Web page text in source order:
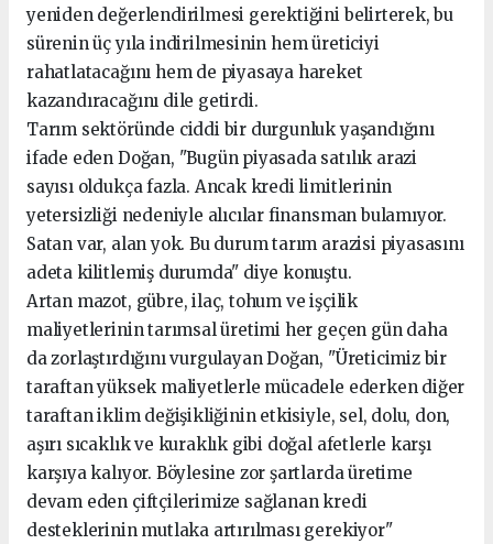
yeniden değerlendirilmesi gerektiğini belirterek, bu
sürenin üç yıla indirilmesinin hem üreticiyi
rahatlatacağını hem de piyasaya hareket
kazandıracağını dile getirdi.
Tarım sektöründe ciddi bir durgunluk yaşandığını
ifade eden Doğan, "Bugün piyasada satılık arazi
sayısı oldukça fazla. Ancak kredi limitlerinin
yetersizliği nedeniyle alıcılar finansman bulamıyor.
Satan var, alan yok. Bu durum tarım arazisi piyasasını
adeta kilitlemiş durumda" diye konuştu.
Artan mazot, gübre, ilaç, tohum ve işçilik
maliyetlerinin tarımsal üretimi her geçen gün daha
da zorlaştırdığını vurgulayan Doğan, "Üreticimiz bir
taraftan yüksek maliyetlerle mücadele ederken diğer
taraftan iklim değişikliğinin etkisiyle, sel, dolu, don,
aşırı sıcaklık ve kuraklık gibi doğal afetlerle karşı
karşıya kalıyor. Böylesine zor şartlarda üretime
devam eden çiftçilerimize sağlanan kredi
desteklerinin mutlaka artırılması gerekiyor"